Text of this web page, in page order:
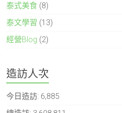
泰式美食 (8)
泰文學習 (13)
經營Blog (2)
造訪人次
今日造訪: 6,885